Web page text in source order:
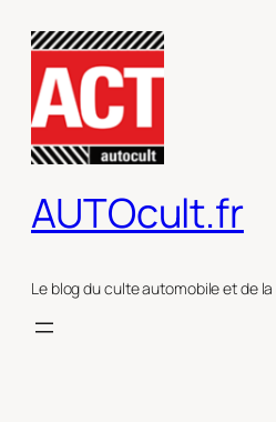
contenu
AUTOcult.fr
Le blog du culte automobile et de